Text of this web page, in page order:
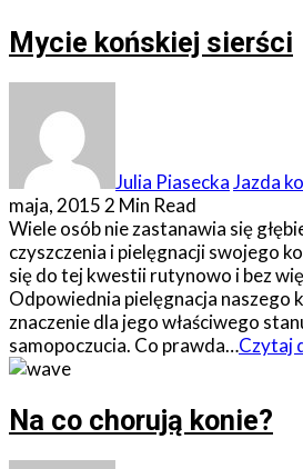
Mycie końskiej sierści
Julia PiaseckaJazda
maja, 2015 2 Min Read
Wiele osób nie zastanawia się
czyszczenia i pielęgnacji swojego
się do tej kwestii rutynowo i bez
Odpowiednia pielęgnacja naszego
znaczenie dla jego właściwego
samopoczucia. Co prawda…Czytaj
Na co chorują konie?